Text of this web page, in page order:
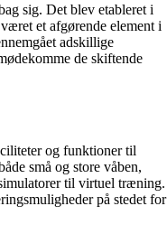
sig. Det blev etableret i
et afgørende element i
adskillige
de skiftende
og funktioner til
små og store våben,
til virtuel træning.
på stedet for